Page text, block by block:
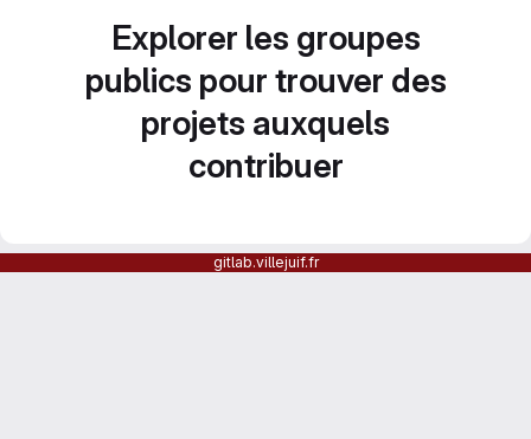
Explorer les groupes
publics pour trouver des
projets auxquels
contribuer
gitlab.villejuif.fr